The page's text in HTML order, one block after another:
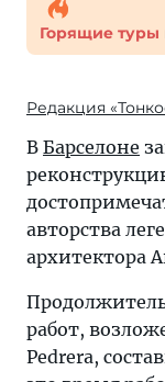
Горящие туры
Редакция
В Барселоне
авторства
архитектора
работ,
Pedrera,